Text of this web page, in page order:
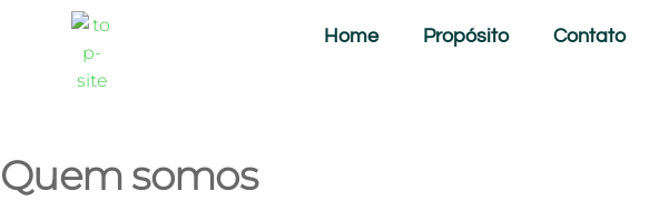
Home Propósito Contato
Quem somos